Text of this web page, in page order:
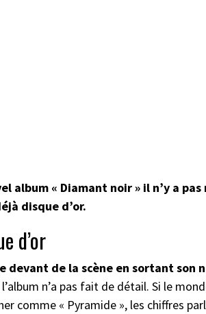
album « Diamant noir » il n’y a
disque d’or.
d’or
devant de la scène en sortant son
n’a pas fait de détail. Si le
comme « Pyramide », les chiffres